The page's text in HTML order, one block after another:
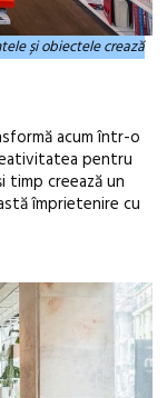
și obiectele crează
acum într-o
pentru
timp creează un
împrietenire cu